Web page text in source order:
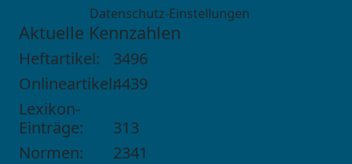
Datenschutz-Einstellungen
Aktuelle Kennzahlen
Heftartikel:
3496
Onlineartikel:4439
Lexikon-
Einträge:
313
Normen:
2341